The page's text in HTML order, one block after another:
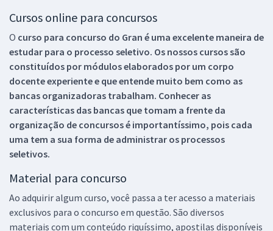
Cursos online para concursos
O curso para concurso do Gran é uma excelente maneira de
estudar para o processo seletivo. Os nossos cursos são
constituídos por módulos elaborados por um corpo
docente experiente e que entende muito bem como as
bancas organizadoras trabalham. Conhecer as
características das bancas que tomam a frente da
organização de concursos é importantíssimo, pois cada
uma tem a sua forma de administrar os processos
seletivos.
Material para concurso
Ao adquirir algum curso, você passa a ter acesso a materiais
exclusivos para o concurso em questão. São diversos
materiais com um conteúdo riquíssimo, apostilas disponíveis